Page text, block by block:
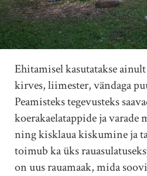
Ehitamisel kasutatakse
kirves, liimester, vändaga
Peamisteks tegevusteks
koerakaelatappide ja
ning kisklaua kiskumine ja
toimub ka üks
on uus rauamaak, mida